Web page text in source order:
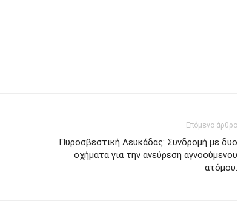
Επόμενο άρθρο
Πυροσβεστική Λευκάδας: Συνδρομή με δυο
οχήματα για την ανεύρεση αγνοούμενου
ατόμου.